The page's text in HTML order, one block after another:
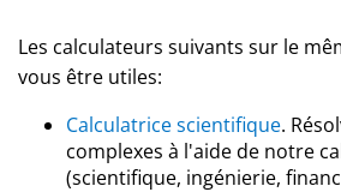
Les calculateurs suivants sur le
vous être utiles:
Calculatrice scientifique.
complexes à l'aide de notre
(scientifique, ingénierie,